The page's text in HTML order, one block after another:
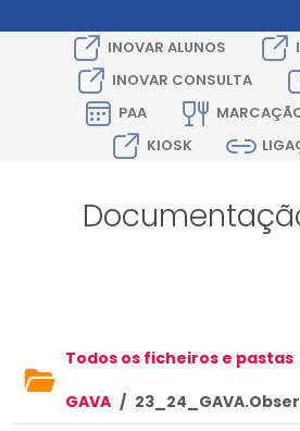
INOVAR ALUNOS
INOVAR CONSULTA
PAA
KIOSK
Todos os ficheiros e pastas
GAVA /